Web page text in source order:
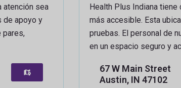
atención sea
de apoyo y
pares,
Health Plus Indiana tiene
más accesible. Esta
pruebas. El personal de
en un espacio seguro y
67 W Main Street
Austin, IN 47102